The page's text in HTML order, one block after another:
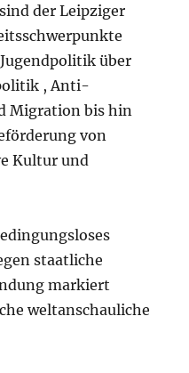
der Leipziger
über
, Anti-
Migration bis hin
von
Kultur und
staatliche
markiert
weltanschauliche